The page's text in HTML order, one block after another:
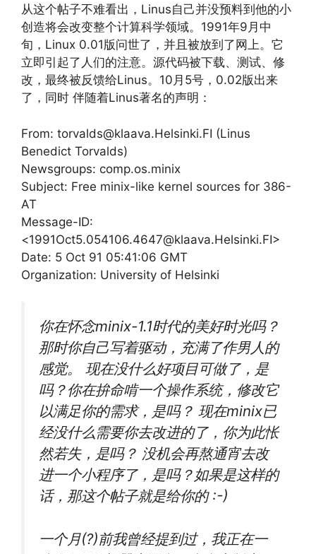
从这个帖子不难看出，Linus自己并没预料到他的小
创造将会改变整个计算科学领域。1991年9月中
旬，Linux 0.01版问世了，并且被放到了网上。它
立即引起了人们的注意。源代码被下载、测试、修
改，最终被反馈给Linus。10月5号，0.02版出来
了，同时 伴随着Linus著名的声明：
From: torvalds@klaava.Helsinki.FI (Linus
Benedict Torvalds)
Newsgroups: comp.os.minix
Subject: Free minix-like kernel sources for 386-
AT
Message-ID:
<1991Oct5.054106.4647@klaava.Helsinki.FI>
Date: 5 Oct 91 05:41:06 GMT
Organization: University of Helsinki
你在怀念minix-1.1时代的美好时光吗？
那时你自己写着驱动，充满了作男人的
感觉。 现在没什么好项目可做了，是
吗？你在拚命啃一个操作系统，修改它
以满足你的需求，是吗？ 现在minix已
经没什么需要你去改进的了，你为此怅
然若失，是吗？ 没机会再熬通宵去改
进一个小程序了，是吗？如果是这样的
话，那这个帖子就是给你的 :-)
一个月(?)前我曾经提到过，我正在一